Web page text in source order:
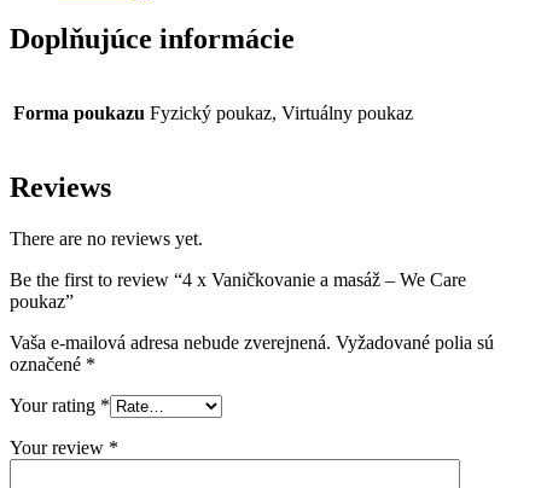
We
Care
Doplňujúce informácie
Forma poukazu Fyzický poukaz, Virtuálny poukaz
Reviews
There are no reviews yet.
Be the first to review “4 x Vaničkovanie a masáž – We Care
poukaz”
Vaša e-mailová adresa nebude zverejnená. Vyžadované polia sú
označené *
Your rating *
Your review *